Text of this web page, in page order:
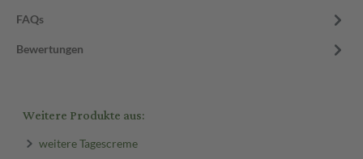
FAQs
Bewertungen
Weitere Produkte aus:
weitere Tagescreme